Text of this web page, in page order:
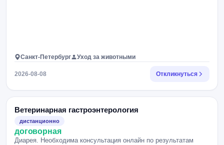
Санкт-Петербург Уход за животными
2026-08-08 Откликнуться
Ветеринарная гастроэнтерология
дистанционно
договорная
Диарея. Необходима консультация онлайн по результатам